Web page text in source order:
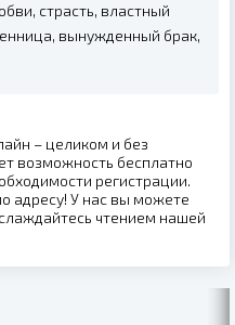
страсть, властный
вынужденный брак,
– целиком и без
возможность бесплатно
регистрации.
адресу! У нас вы можете
чтением нашей